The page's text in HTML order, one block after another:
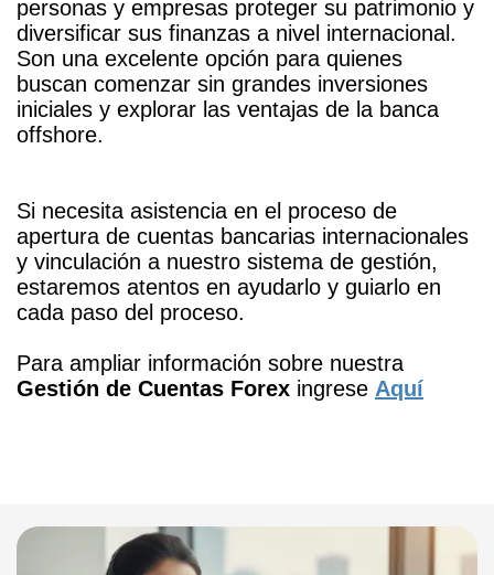
personas y empresas proteger su patrimonio y
diversificar sus finanzas a nivel internacional.
Son una excelente opción para quienes
buscan comenzar sin grandes inversiones
iniciales y explorar las ventajas de la banca
offshore.
Si necesita asistencia en el proceso de
apertura de cuentas bancarias internacionales
y vinculación a nuestro sistema de gestión,
estaremos atentos en ayudarlo y guiarlo en
cada paso del proceso.
Para ampliar información sobre nuestra
Gestión de Cuentas Forex ingrese Aquí